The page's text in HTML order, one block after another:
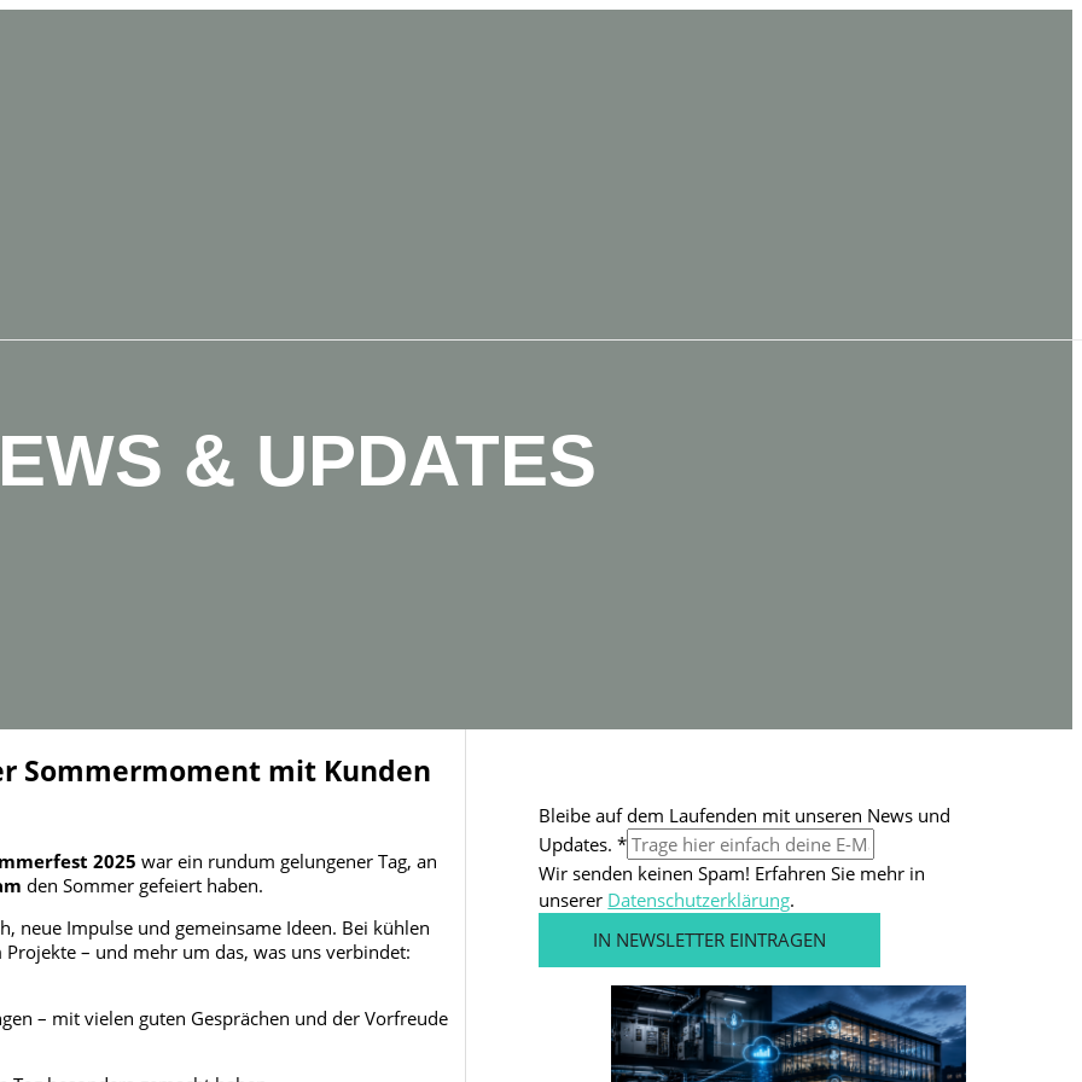
Sommermoment mit Kunden
2025 war ein rundum gelungener Tag, an
den Sommer gefeiert haben.
neue Impulse und gemeinsame Ideen. Bei kühlen
– und mehr um das, was uns verbindet:
– mit vielen guten Gesprächen und der Vorfreude
a
u
f
U
a
Bleibe auf dem Laufenden mit unseren News und
Updates.*
Wir senden keinen Spam! Erfahren Sie mehr in
unserer Datenschutzerklärung.
IN NEWSLETTER EINTRAGEN